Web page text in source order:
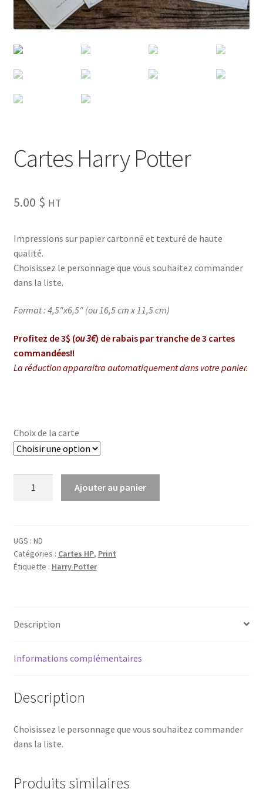
Cartes Harry Potter
5.00 $ HT
Impressions sur papier cartonné et texturé de haute
qualité.
Choisissez le personnage que vous souhaitez commander
dans la liste.
Format : 4,5″x6,5″ (ou 16,5 cm x 11,5 cm)
Profitez de 3$ (ou 3€) de rabais par tranche de 3 cartes
commandées!!
La réduction apparaitra automatiquement dans votre panier.
Choix de la carte
Potter
Ajouter au panier
UGS : ND
Catégories : Cartes HP, Print
Étiquette : Harry Potter
Description
Informations complémentaires
Description
Choisissez le personnage que vous souhaitez commander
dans la liste.
Produits similaires